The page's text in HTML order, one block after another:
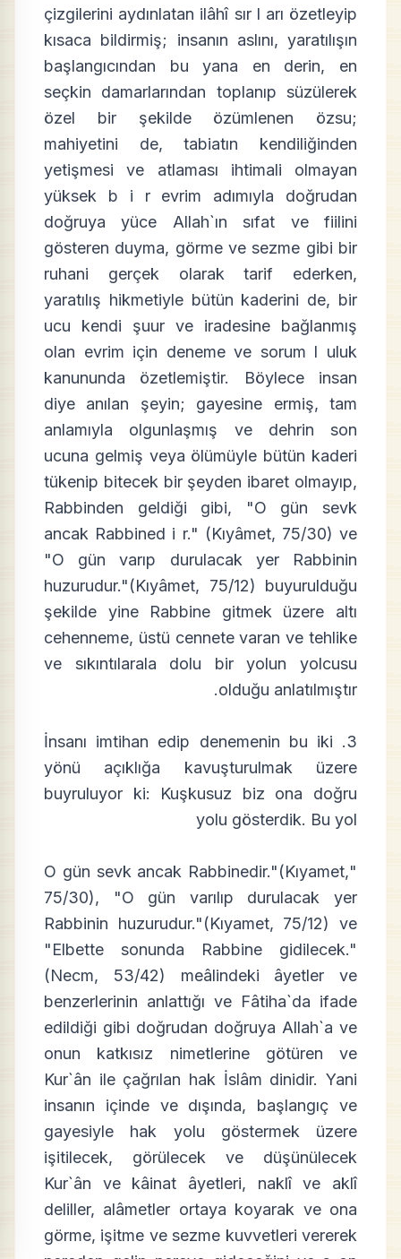
çizgilerini aydınlatan ilâhî sır l arı özetleyip
kısaca bildirmiş; insanın aslını, yaratılışın
başlangıcından bu yana en derin, en
seçkin damarlarından toplanıp süzülerek
özel bir şekilde özümlenen özsu;
mahiyetini de, tabiatın kendiliğinden
yetişmesi ve atlaması ihtimali olmayan
yüksek b i r evrim adımıyla doğrudan
doğruya yüce Allah`ın sıfat ve fiilini
gösteren duyma, görme ve sezme gibi bir
ruhani gerçek olarak tarif ederken,
yaratılış hikmetiyle bütün kaderini de, bir
ucu kendi şuur ve iradesine bağlanmış
olan evrim için deneme ve sorum l uluk
kanununda özetlemiştir. Böylece insan
diye anılan şeyin; gayesine ermiş, tam
anlamıyla olgunlaşmış ve dehrin son
ucuna gelmiş veya ölümüyle bütün kaderi
tükenip bitecek bir şeyden ibaret olmayıp,
Rabbinden geldiği gibi, "O gün sevk
ancak Rabbined i r." (Kıyâmet, 75/30) ve
"O gün varıp durulacak yer Rabbinin
huzurudur."(Kıyâmet, 75/12) buyurulduğu
şekilde yine Rabbine gitmek üzere altı
cehenneme, üstü cennete varan ve tehlike
ve sıkıntılarala dolu bir yolun yolcusu
olduğu anlatılmıştır.
3. İnsanı imtihan edip denemenin bu iki
yönü açıklığa kavuşturulmak üzere
buyruluyor ki: Kuşkusuz biz ona doğru
yolu gösterdik. Bu yol
"O gün sevk ancak Rabbinedir."(Kıyamet,
75/30), "O gün varılıp durulacak yer
Rabbinin huzurudur."(Kıyamet, 75/12) ve
"Elbette sonunda Rabbine gidilecek."
(Necm, 53/42) meâlindeki âyetler ve
benzerlerinin anlattığı ve Fâtiha`da ifade
edildiği gibi doğrudan doğruya Allah`a ve
onun katkısız nimetlerine götüren ve
Kur`ân ile çağrılan hak İslâm dinidir. Yani
insanın içinde ve dışında, başlangıç ve
gayesiyle hak yolu göstermek üzere
işitilecek, görülecek ve düşünülecek
Kur`ân ve kâinat âyetleri, naklî ve aklî
deliller, alâmetler ortaya koyarak ve ona
görme, işitme ve sezme kuvvetleri vererek